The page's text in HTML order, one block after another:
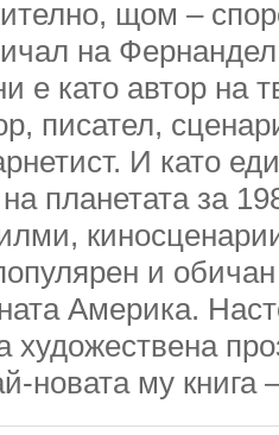
щом –
на
е като автор на
писател,
И като
планетата за
и
Америка.
художествена
новата му книга